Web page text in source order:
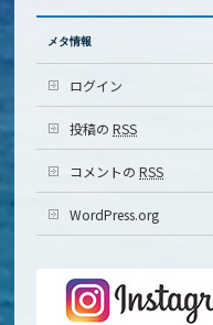
メタ情報
ログイン
投稿のRSS
コメントのRSS
WordPress.org